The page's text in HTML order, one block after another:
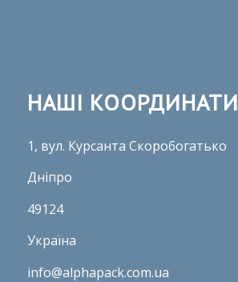
НАШІ КООРДИНАТИ
1, вул. Курсанта Скоробогатько
Дніпро
49124
Україна
info@alphapack.com.ua